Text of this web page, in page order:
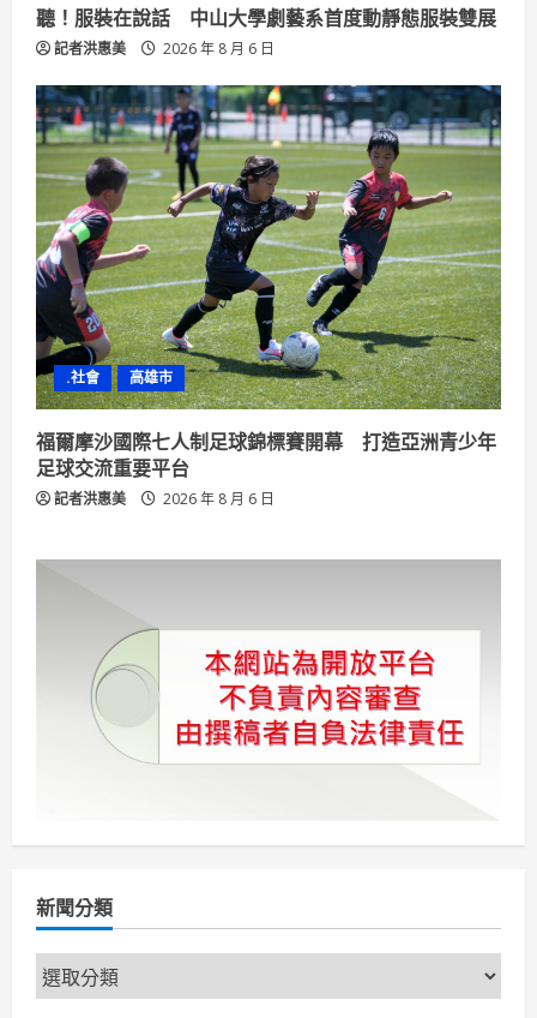
聽！服裝在說話 中山大學劇藝系首度動靜態服裝雙展
記者洪惠美 2026 年 8 月 6 日
.社會 高雄市
福爾摩沙國際七人制足球錦標賽開幕 打造亞洲青少年
足球交流重要平台
記者洪惠美 2026 年 8 月 6 日
新聞分類
新
聞